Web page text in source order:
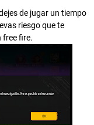
de jugar un tiempo
riesgo que te
free fire.